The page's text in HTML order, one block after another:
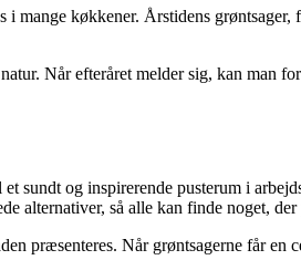
mange køkkener. Årstidens
Når efteråret melder sig, kan man
sundt og inspirerende pusterum i
alternativer, så alle kan finde noget, der
præsenteres. Når grøntsagerne får